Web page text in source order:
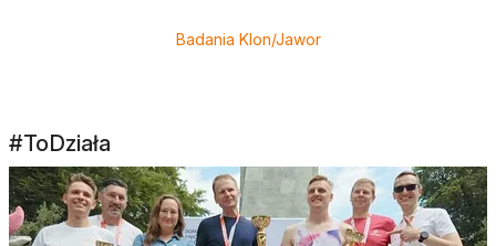
Badania Klon/Jawor
#ToDziała